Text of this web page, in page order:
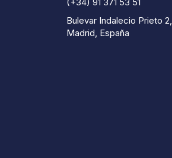
Bulevar Indalecio Prieto
Madrid, España